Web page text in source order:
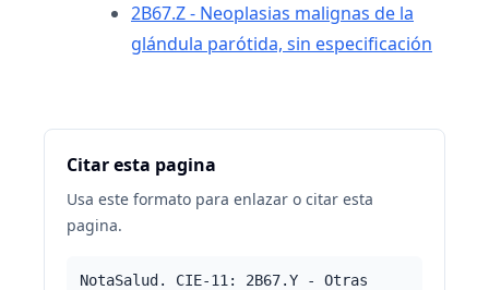
2B67.Z - Neoplasias malignas de la
glándula parótida, sin especificación
Citar esta pagina
Usa este formato para enlazar o citar esta
pagina.
NotaSalud. CIE-11: 2B67.Y - Otras